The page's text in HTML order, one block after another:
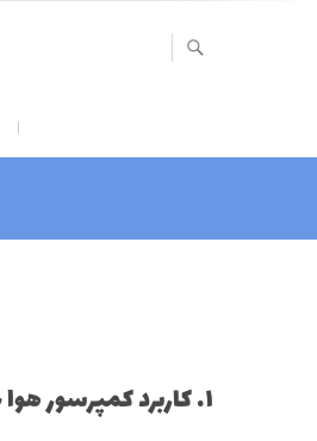
۱. کاربرد کمپرسور هوا چیست؟